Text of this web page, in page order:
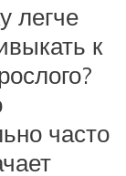
легче
к
часто